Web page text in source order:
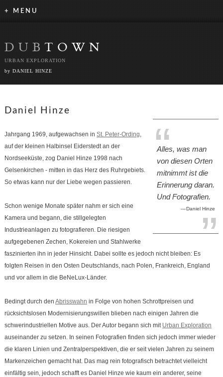
+ MENU
DUB TOWN
URBAN EXPLORATION
by DANIEL HINZE
Daniel Hinze
Alles, was man
von diesen Orten
mitnimmt ist die
Erinnerung daran.
Und Fotografien.
Daniel Hinze
Jahrgang 1969, aufgewachsen in St. Peter-Ording,
auf der kleinen Halbinsel
Eiderstedtan der
Nordseeküste, zog Daniel Hinze 1998 nach
Gelsenkirchen - mitten in das Herz des Ruhrgebiets.
So etwas kann nur der Liebe wegen passieren.
Schon wenige Monate später nahm er sich eine
Kamera und begann, die stillgelegten
Industrieanlagen zu fotografieren. Die riesigen
aufgegebenen Zechen, Kokereien und Stahlwerke
faszinierten ihn in jeder Hinsicht. Dabei sollte es jedoch nicht bleiben: Es
folgten Reisen in den Osten Deutschlands, nach Polen, Frankreich, England
und vor allem in die BeNeLux-Länder.
Bedingt durch den Abrisswahn in Folge von hohen Schrottpreisen und
rücksichtslosen Modernisierungswillen blieben nach einigen Jahren die
schwerindustriellen Motive aus. Der Autor begann sich mit Urban Exploration
auseinander zu setzen. In seinen Fotografien finden sich jedoch immer wieder
die klaren Linien und Zentralperspektiven, die er seit vielen Jahren zu seinem
Markenzeichen gemacht hat. Das mag rein fotografisch betrachtet vielleicht
einfältig sein, jedoch schafft es Daniel Hinze wie kaum ein anderer, seine